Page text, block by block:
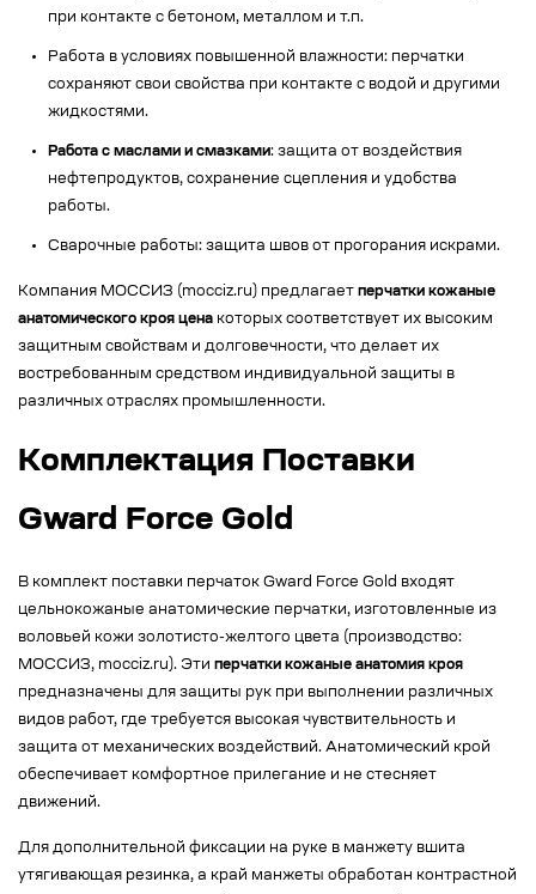
при контакте с бетоном, металлом и т.п.
Работа в условиях повышенной влажности: перчатки
сохраняют свои свойства при контакте с водой и другими
жидкостями.
Работа с маслами и смазками: защита от воздействия
нефтепродуктов, сохранение сцепления и удобства
работы.
Сварочные работы: защита швов от прогорания искрами.
Компания МОССИЗ (mocciz.ru) предлагает перчатки кожаные
анатомического кроя цена которых соответствует их высоким
защитным свойствам и долговечности, что делает их
востребованным средством индивидуальной защиты в
различных отраслях промышленности.
Комплектация Поставки
Gward Force Gold
В комплект поставки перчаток Gward Force Gold входят
цельнокожаные анатомические перчатки, изготовленные из
воловьей кожи золотисто-желтого цвета (производство:
МОССИЗ, mocciz.ru). Эти перчатки кожаные анатомия кроя
предназначены для защиты рук при выполнении различных
видов работ, где требуется высокая чувствительность и
защита от механических воздействий. Анатомический крой
обеспечивает комфортное прилегание и не стесняет
движений.
Для дополнительной фиксации на руке в манжету вшита
утягивающая резинка, а край манжеты обработан контрастной